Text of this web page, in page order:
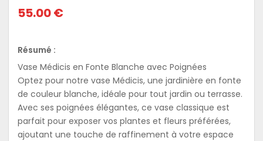
55.00 €
Résumé :
Vase Médicis en Fonte Blanche avec Poignées
Optez pour notre vase Médicis, une jardinière en fonte
de couleur blanche, idéale pour tout jardin ou terrasse.
Avec ses poignées élégantes, ce vase classique est
parfait pour exposer vos plantes et fleurs préférées,
ajoutant une touche de raffinement à votre espace